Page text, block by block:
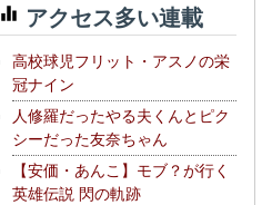
アクセス多い連載
高校球児フリット・アスノの栄
冠ナイン
人修羅だったやる夫くんとピク
シーだった友奈ちゃん
【安価・あんこ】モブ？が行く
英雄伝説 閃の軌跡